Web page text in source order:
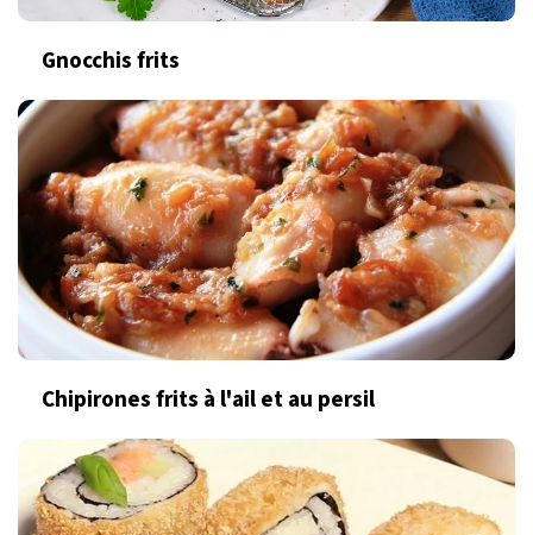
Gnocchis frits
Chipirones frits à l'ail et au persil